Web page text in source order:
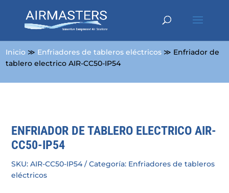
Inicio ≫ Enfriadores de tableros eléctricos ≫ Enfriador de
tablero electrico AIR-CC50-IP54
ENFRIADOR DE TABLERO ELECTRICO AIR-
CC50-IP54
SKU:AIR-CC50-IP54 Categoría: Enfriadores de tableros
eléctricos